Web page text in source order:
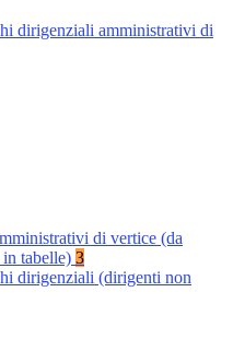
dirigenziali amministrativi di
di vertice (da
tabelle) 3
dirigenziali (dirigenti non